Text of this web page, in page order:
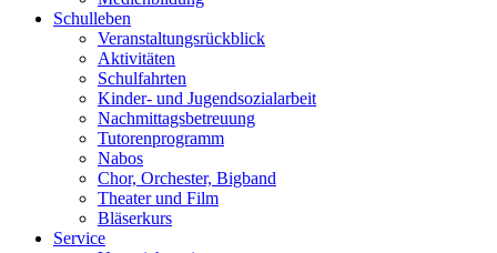
Schulleben
Veranstaltungsrückblick
Aktivitäten
Schulfahrten
Kinder- und Jugendsozialarbeit
Nachmittagsbetreuung
Tutorenprogramm
Nabos
Chor, Orchester, Bigband
Theater und Film
Bläserkurs
Service